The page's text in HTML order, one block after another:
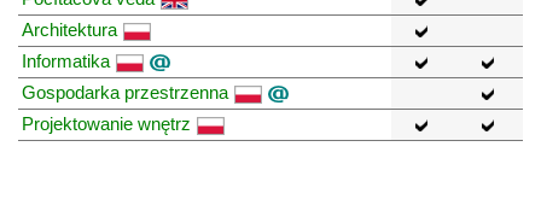
Architektura
Informatika
Gospodarka przestrzenna
Projektowanie wnętrz